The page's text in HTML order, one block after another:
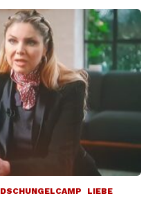
DSCHUNGELCAMP
LIEBE